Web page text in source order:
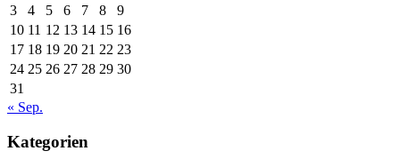
3
4 5 6 7 8
9
10 11 12 13 14 15 16
17 18 19 20 21 22 23
24 25 26 27 28 29 30
31
« Sep.
Kategorien